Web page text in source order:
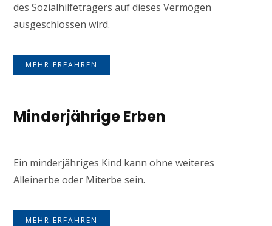
des Sozialhilfeträgers auf dieses Vermögen
ausgeschlossen wird.
MEHR ERFAHREN
Minderjährige Erben
Ein minderjähriges Kind kann ohne weiteres
Alleinerbe oder Miterbe sein.
MEHR ERFAHREN